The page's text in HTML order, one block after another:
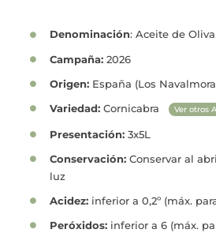
Denominación: Aceite de
Campaña:2026
Origen:España (Los
Variedad:Cornicabra Ver otros
Presentación:3x5L
Conservación:Conservar al
luz
Acidez:inferior a 0,2º (máx.
Peróxidos:inferior a 6 (máx.